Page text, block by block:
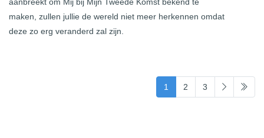
aanbreekt om Mij bij Mijn Tweede Komst bekend te
maken, zullen jullie de wereld niet meer herkennen omdat
deze zo erg veranderd zal zijn.
1 (current)
2 3